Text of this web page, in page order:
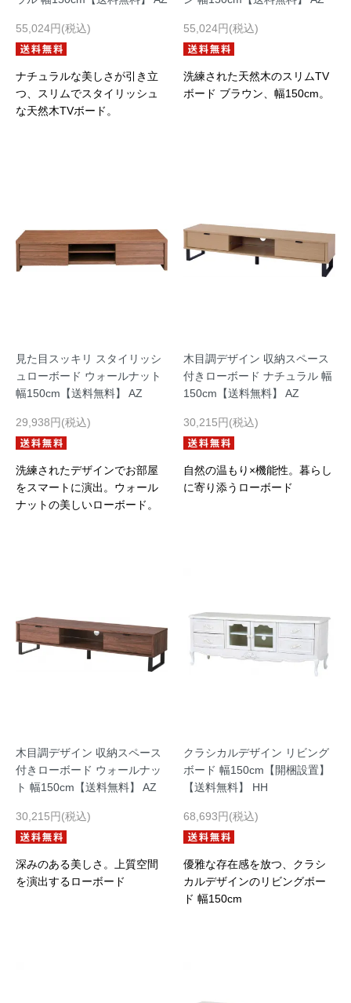
55,024円(税込)
ナチュラルな美しさが引き立
つ、スリムでスタイリッシュ
な天然木TVボード。
55,024円(税込)
洗練された天然木のスリムTV
ボード ブラウン、幅150cm。
見た目スッキリ スタイリッシ
ュローボード ウォールナット
幅150cm【送料無料】 AZ
29,938円(税込)
洗練されたデザインでお部屋
をスマートに演出。ウォール
ナットの美しいローボード。
木目調デザイン 収納スペース
付きローボード ナチュラル 幅
150cm【送料無料】 AZ
30,215円(税込)
自然の温もり×機能性。暮らし
に寄り添うローボード
木目調デザイン 収納スペース
付きローボード ウォールナッ
ト 幅150cm【送料無料】 AZ
30,215円(税込)
深みのある美しさ。上質空間
を演出するローボード
クラシカルデザイン リビング
ボード 幅150cm【開梱設置】
【送料無料】 HH
68,693円(税込)
優雅な存在感を放つ、クラシ
カルデザインのリビングボー
ド 幅150cm